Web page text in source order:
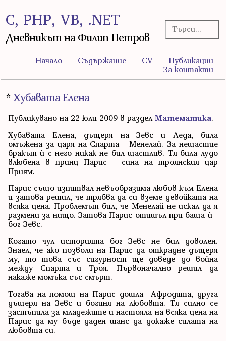
C, PHP, VB, .NET
Дневникът на Филип Петров
Начало Съдържание CV
Публикации
За контакти
* Хубавата Елена
Публикувано на 22 юли 2009 в раздел Математика.
Хубавата Елена, дъщеря на Зевс и Леда, била
омъжена за царя на Спарта - Менелай. За нещастие
бракът ѝ с него никак не бил щастлив. Тя била лудо
влюбена в принц Парис - сина на троянския цар
Приям.
Парис също изпитвал невъобразима любов към Елена
и затова решил, че трябва да си вземе девойката на
всяка цена. Проблемът бил, че Менелай не искал да я
размени за нищо. Затова Парис отишъл при баща ѝ -
бог Зевс.
Когато чул историята бог Зевс не бил доволен.
Знаел, че ако позволи на Парис да открадне дъщеря
му, то това със сигурност ще доведе до война
между Спарта и Троя. Първоначално решил да
накаже момъка със смърт.
Тогава на помощ на Парис дошла Афродита, друга
дъщеря на Зевс и богиня на любовта. Тя силно се
застъпила за младежите и настояла на всяка цена на
Парис да му бъде даден шанс да докаже силата на
любовта си.